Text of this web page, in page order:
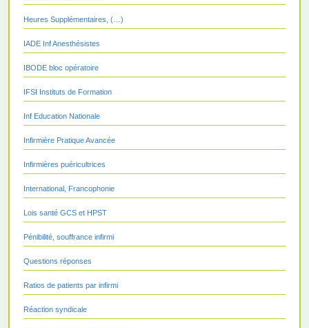
Heures Supplémentaires, (…)
IADE Inf Anesthésistes
IBODE bloc opératoire
IFSI Instituts de Formation
Inf Education Nationale
Infirmière Pratique Avancée
Infirmières puéricultrices
International, Francophonie
Lois santé GCS et HPST
Pénibilité, souffrance infirmi
Questions réponses
Ratios de patients par infirmi
Réaction syndicale